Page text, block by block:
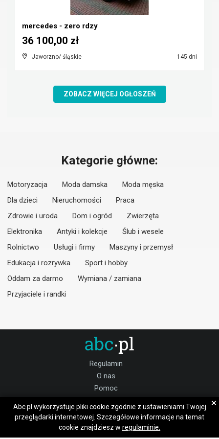
mercedes - zero rdzy
Jaworzno/ śląskie 145 dni
36 100,00 zł
ZOBACZ WIĘCEJ OGŁOSZEŃ
Kategorie główne:
Motoryzacja Moda damska
Moda męska
Dla dzieci
Nieruchomości
Praca
Zdrowie i uroda
Dom i ogród
Zwierzęta
Elektronika
Antyki i kolekcje
Ślub i wesele
Rolnictwo
Usługi i firmy
Maszyny i przemysł
Edukacja i rozrywka
Sport i hobby
Oddam za darmo
Wymiana / zamiana
Przyjaciele i randki
Regulamin
O nas
Pomoc
Praca grodziski
Dołącz do nas:
Abc.pl wykorzystuje pliki cookie zgodnie z ustawieniami Twojej
przeglądarki internetowej. Szczegółowe informacje na temat
cookie znajdziesz w regulaminie.
×